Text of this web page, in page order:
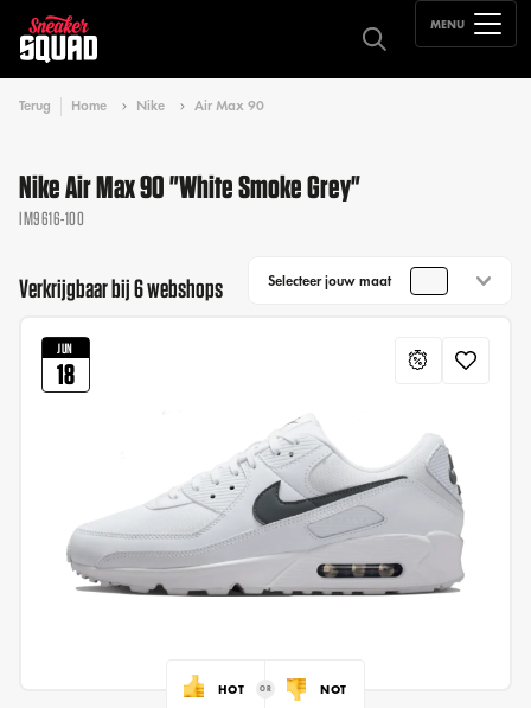
MENU
Terug Home Nike Air Max 90
Nike Air Max 90 "White Smoke Grey"
IM9616-100
Verkrijgbaar bij 6 webshops Selecteer jouw maat
JUN
18
HOT NOT